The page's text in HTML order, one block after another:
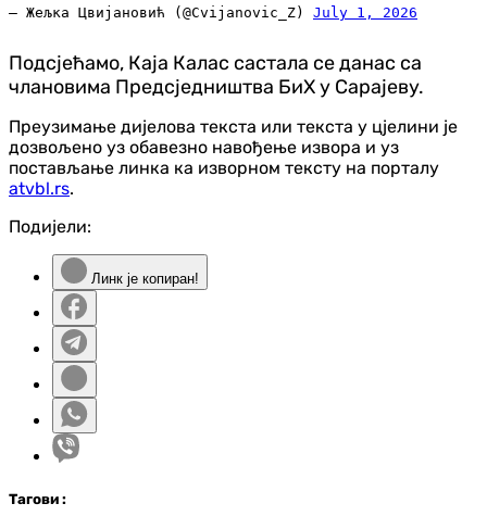
— Жељка Цвијановић (@Cvijanovic_Z) July 1, 2026
Подсјећамо, Каја Калас састала се данас са
члановима Предсједништва БиХ у Сарајеву.
Преузимање дијелова текста или текста у цјелини је
дозвољено уз обавезно навођење извора и уз
постављање линка ка изворном тексту на порталу
atvbl.rs.
Подијели:
Линк је копиран!
Тагови :